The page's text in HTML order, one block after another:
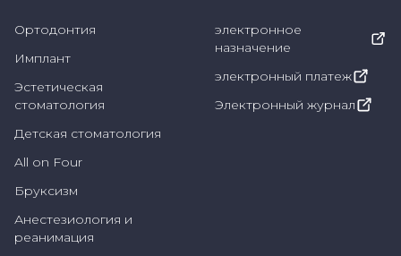
является придание зубам более здорового и
эстетичного вида. Применяя
индивидуальные методы лечения для
укрепления зубов, защиты их здоровья и
устранения повреждений, оно стремится
придать зубам более эстетичный и
красивый вид.
Протезирование зубов
Ортодонтия
Имплант
Эстетическая
стоматология
Детская стоматология
All on Four
Бруксизм
Анестезиология и
реанимация
электронное
назначение
электронный платеж
Электронный журнал